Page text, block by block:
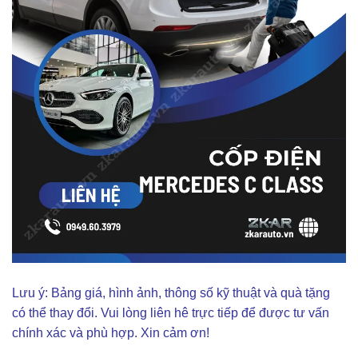
Lưu ý: Bảng giá, hình ảnh, thông số kỹ thuật và quà tặng
có thể thay đổi. Vui lòng liên hê trực tiếp để được tư vấn
chính xác và phù hợp. Xin cảm ơn!